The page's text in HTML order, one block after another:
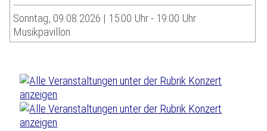
Sonntag, 09.08.2026 | 15:00 Uhr - 19:00 Uhr
Musikpavillon